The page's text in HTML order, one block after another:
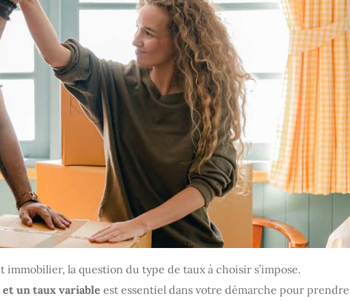
immobilier, la question du type de taux à choisir s’impose.
un taux variable est essentiel dans votre démarche pour prendre